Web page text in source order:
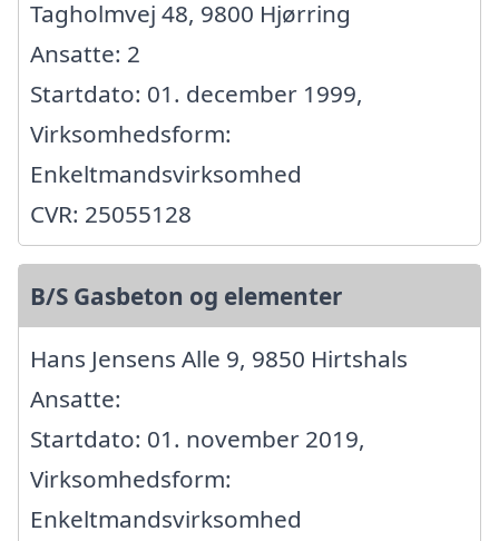
Tagholmvej 48, 9800 Hjørring
Ansatte: 2
Startdato: 01. december 1999,
Virksomhedsform:
Enkeltmandsvirksomhed
CVR: 25055128
B/S Gasbeton og elementer
Hans Jensens Alle 9, 9850 Hirtshals
Ansatte:
Startdato: 01. november 2019,
Virksomhedsform:
Enkeltmandsvirksomhed